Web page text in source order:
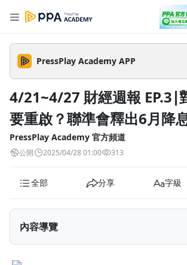
註冊領取 上千元優惠券！
公告
🌞 PPA 避暑津貼．冷氣房升級｜期
2% 點數回饋！🚀 酷暑來襲．偷偷在冷氣
進修 限時開跑】◾單筆滿 NT$2,500 現折
即日起 - 8/13（只有一週）-📣 酷暑季好康
無上限🔥購買任一課程 or 訂閱✅ 消費即享
$5,000 回饋 2% 點數🎁 此為 PPA 官方帳號
入好友👉 享有「渠道專屬活動」及「個人化
5 天前
查看全部
PressPlay Academy APP
4/21~4/27 財經週報 EP.3∣
要重啟？聯準會釋出6月降
PressPlay Academy 官方頻道
公開 2025/04/28 01:00 313
全部 分享 字級
內容導覽
--:--
2.0x
1.75x
追蹤列表
沒有播放清單
返回播放器
清除全部